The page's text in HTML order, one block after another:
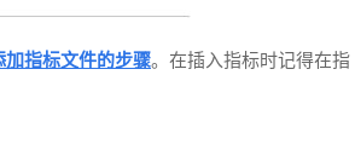
指标文件的步骤。在插入指标时记得在指